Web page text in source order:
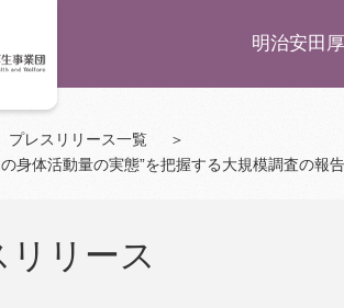
明治安田
プレスリリース一覧
＞
の身体活動量の実態”を把握する大規模調査の
リリース